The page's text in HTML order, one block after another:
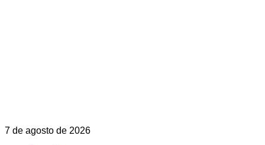
Skip
7 de agosto de 2026